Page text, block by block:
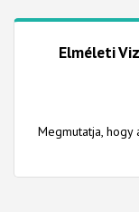
Elméleti
Megmutatja,